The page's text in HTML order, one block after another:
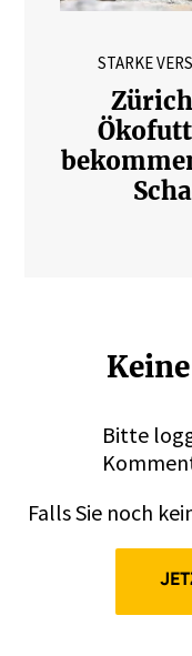
STARKE
Bitte
Falls Sie noch